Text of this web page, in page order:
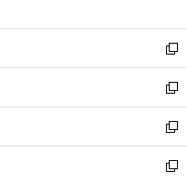
開
く
ウ
で
開
く
ン
ド
ウ
で
開
く
新
し
い
ウ
ィ
ン
ド
新
し
い
ウ
ィ
新
し
い
新